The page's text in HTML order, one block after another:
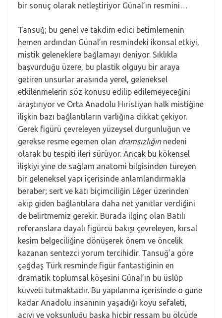
bir sonuç olarak netleştiriyor Günal’ın resmini…
Tansuğ; bu genel ve takdim edici betimlemenin
hemen ardından Günal’ın resmindeki ikonsal etkiyi,
mistik geleneklere bağlamayı deniyor. Sıklıkla
başvurduğu üzere, bu plastik olguyu bir araya
getiren unsurlar arasında yerel, geleneksel
etkilenmelerin söz konusu edilip edilemeyeceğini
araştırıyor ve Orta Anadolu Hıristiyan halk mistiğine
ilişkin bazı bağlantıların varlığına dikkat çekiyor.
Gerek figürü çevreleyen yüzeysel durgunluğun ve
gerekse resme egemen olan dramsızlığınnedeni
olarak bu tespiti ileri sürüyor. Ancak bu kökensel
ilişkiyi yine de sağlam anatomi bilgisinden türeyen
bir geleneksel yapı içerisinde anlamlandırmakla
beraber; sert ve katı biçimciliğin Léger üzerinden
akıp giden bağlantılara daha net yanıtlar verdiğini
de belirtmemiz gerekir. Burada ilginç olan Batılı
referanslara dayalı figürcü bakışı çevreleyen, kırsal
kesim belgeciliğine dönüşerek önem ve öncelik
kazanan sentezci yorum tercihidir. Tansuğ’a göre
çağdaş Türk resminde figür fantastiğinin en
dramatik toplumsal köşesini Günal’ın bu üslûp
kuvveti tutmaktadır. Bu yapılanma içerisinde o güne
kadar Anadolu insanının yaşadığı koyu sefaleti,
acıyı ve yoksunluğu başka hiçbir ressam bu ölçüde